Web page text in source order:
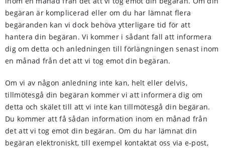
begäran är komplicerad eller om du har lämnat flera
begäranden kan vi dock behöva ytterligare tid för att
hantera din begäran. Vi kommer i sådant fall att informera
dig om detta och anledningen till förlängningen senast inom
en månad från det att vi tog emot din begäran.
Om vi av någon anledning inte kan, helt eller delvis,
tillmötesgå din begäran kommer vi att informera dig om
detta och skälet till att vi inte kan tillmötesgå din begäran.
Du kommer att få sådan information inom en månad från
det att vi tog emot din begäran. Om du har lämnat din
begäran elektroniskt, till exempel kontaktat oss via e-post,